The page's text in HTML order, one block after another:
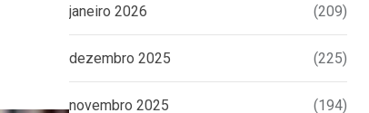
janeiro 2026 (209)
dezembro 2025 (225)
novembro 2025 (194)